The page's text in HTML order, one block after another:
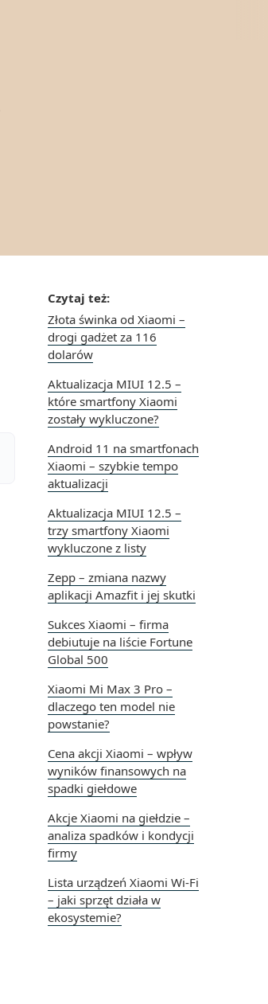
Czytaj też:
Złota świnka od Xiaomi –
drogi gadżet za 116
dolarów
Aktualizacja MIUI 12.5 –
które smartfony Xiaomi
zostały wykluczone?
Android 11 na smartfonach
Xiaomi – szybkie tempo
aktualizacji
Aktualizacja MIUI 12.5 –
trzy smartfony Xiaomi
wykluczone z listy
Zepp – zmiana nazwy
aplikacji Amazfit i jej skutki
Sukces Xiaomi – firma
debiutuje na liście Fortune
Global 500
Xiaomi Mi Max 3 Pro –
dlaczego ten model nie
powstanie?
Cena akcji Xiaomi – wpływ
wyników finansowych na
spadki giełdowe
Akcje Xiaomi na giełdzie –
analiza spadków i kondycji
firmy
Lista urządzeń Xiaomi Wi-Fi
– jaki sprzęt działa w
ekosystemie?